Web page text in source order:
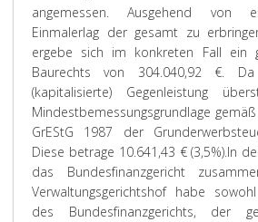
angemessen. Ausgehend von
Einmalerlag der gesamt zu
ergebe sich im konkreten Fall ein
Baurechts von 304.040,92 €.
(kapitalisierte) Gegenleistung
Mindestbemessungsgrundlage
GrEStG 1987 der
Diese betrage 10.641,43 € (3,5%).In
das Bundesfinanzgericht
Verwaltungsgerichtshof habe
des Bundesfinanzgerichts, der